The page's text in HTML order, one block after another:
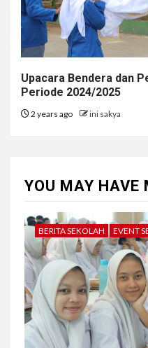
Upacara Bendera dan
Periode 2024/2025
2 years ago ini sakya
YOU MAY HAVE
BERITA SEKOLAH EVENT